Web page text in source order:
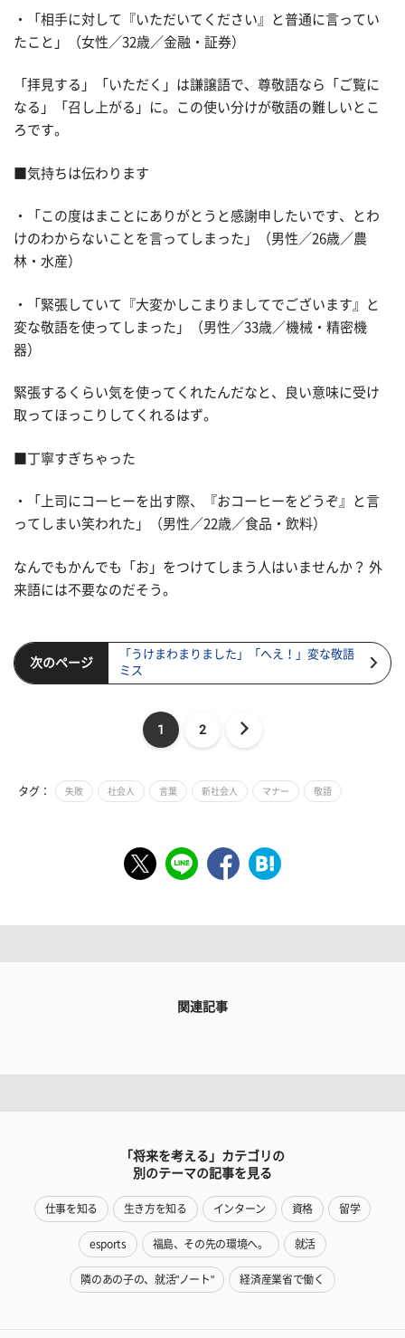
・「相手に対して『いただいてください』と普通に言ってい
たこと」（女性／32歳／金融・証券）
「拝見する」「いただく」は謙譲語で、尊敬語なら「ご覧に
なる」「召し上がる」に。この使い分けが敬語の難しいとこ
ろです。
■気持ちは伝わります
・「この度はまことにありがとうと感謝申したいです、とわ
けのわからないことを言ってしまった」（男性／26歳／農
林・水産）
・「緊張していて『大変かしこまりましてでございます』と
変な敬語を使ってしまった」（男性／33歳／機械・精密機
器）
緊張するくらい気を使ってくれたんだなと、良い意味に受け
取ってほっこりしてくれるはず。
■丁寧すぎちゃった
・「上司にコーヒーを出す際、『おコーヒーをどうぞ』と言
ってしまい笑われた」（男性／22歳／食品・飲料）
なんでもかんでも「お」をつけてしまう人はいませんか？ 外
来語には不要なのだそう。
次のページ
「うけまわまりました」「へえ！」変な敬語
ミス
1 2
タグ： 失敗 社会人 言葉 新社会人 マナー 敬語
関連記事
「将来を考える」カテゴリの
別のテーマの記事を見る
仕事を知る 生き方を知る インターン 資格 留学
esports 福島、その先の環境へ。 就活
隣のあの子の、就活"ノート" 経済産業省で働く